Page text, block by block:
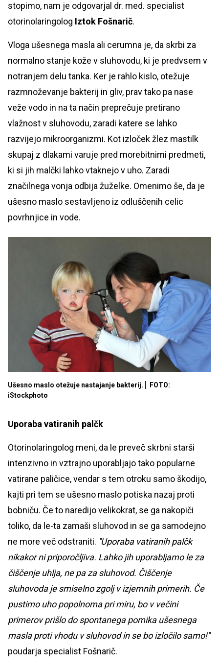
stopimo, nam je odgovarjal dr. med. specialist
otorinolaringolog Iztok Fošnarič.
Vloga ušesnega masla ali cerumna je, da skrbi za
normalno stanje kože v sluhovodu, ki je predvsem v
notranjem delu tanka. Ker je rahlo kislo, otežuje
razmnoževanje bakterij in gliv, prav tako pa nase
veže vodo in na ta način preprečuje pretirano
vlažnost v sluhovodu, zaradi katere se lahko
razvijejo mikroorganizmi. Kot izloček žlez mastilk
skupaj z dlakami varuje pred morebitnimi predmeti,
ki si jih malčki lahko vtaknejo v uho. Zaradi
značilnega vonja odbija žuželke. Omenimo še, da je
ušesno maslo sestavljeno iz odluščenih celic
povrhnjice in vode.
Ušesno maslo otežuje nastajanje bakterij.
FOTO:
iStockphoto
Uporaba vatiranih palčk
Otorinolaringolog meni, da le preveč skrbni starši
intenzivno in vztrajno uporabljajo tako popularne
vatirane paličice, vendar s tem otroku samo škodijo,
kajti pri tem se ušesno maslo potiska nazaj proti
bobniču. Če to naredijo velikokrat, se ga nakopiči
toliko, da le-ta zamaši sluhovod in se ga samodejno
ne more več odstraniti. ''Uporaba vatiranih palčk
nikakor ni priporočljiva. Lahko jih uporabljamo le za
čiščenje uhlja, ne pa za sluhovod. Čiščenje
sluhovoda je smiselno zgolj v izjemnih primerih. Če
pustimo uho popolnoma pri miru, bo v večini
primerov prišlo do spontanega pomika ušesnega
masla proti vhodu v sluhovod in se bo izločilo samo!''
poudarja specialist Fošnarič.